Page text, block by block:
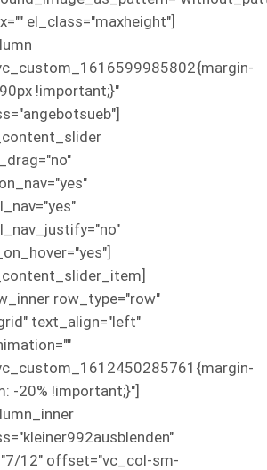
el_class="maxheight"]
!important;}"
row_type="row"
text_align="left"
-20% !important;}"]
12" offset="vc_col-sm-